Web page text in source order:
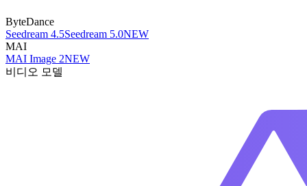
ByteDance
Seedream 4.5Seedream 5.0NEW
MAI
MAI Image 2NEW
비디오 모델